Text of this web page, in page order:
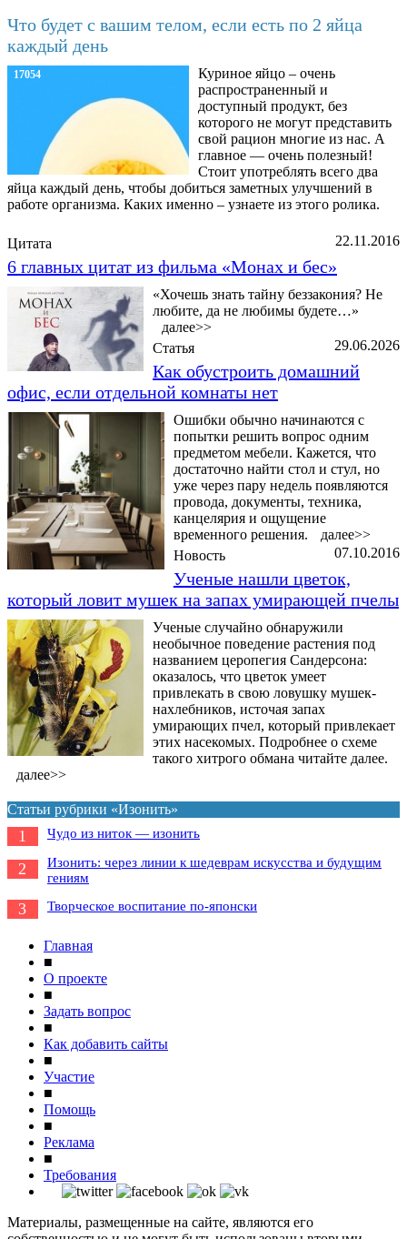
Что будет с вашим телом, если есть по 2 яйца
каждый день
17054
Куриное яйцо – очень
распространенный и
доступный продукт, без
которого не могут представить
свой рацион многие из нас. А
главное — очень полезный!
Стоит употреблять всего два
яйца каждый день, чтобы добиться заметных улучшений в
работе организма. Каких именно – узнаете из этого ролика.
22.11.2016
Цитата
6 главных цитат из фильма «Монах и бес»
«Хочешь знать тайну беззакония? Не
любите, да не любимы будете…»
далее>>
29.06.2026
Статья
Как обустроить домашний
офис, если отдельной комнаты нет
Ошибки обычно начинаются с
попытки решить вопрос одним
предметом мебели. Кажется, что
достаточно найти стол и стул, но
уже через пару недель появляются
провода, документы, техника,
канцелярия и ощущение
временного решения.
далее>>
07.10.2016
Новость
Ученые нашли цветок,
который ловит мушек на запах умирающей пчелы
Ученые случайно обнаружили
необычное поведение растения под
названием церопегия Сандерсона:
оказалось, что цветок умеет
привлекать в свою ловушку мушек-
нахлебников, источая запах
умирающих пчел, который привлекает
этих насекомых. Подробнее о схеме
такого хитрого обмана читайте далее.
далее>>
Статьи рубрики «Изонить»
1 Чудо из ниток — изонить
2
Изонить: через линии к шедеврам искусства и будущим
гениям
3 Творческое воспитание по-японски
Главная
■
О проекте
■
Задать вопрос
■
Как добавить сайты
■
Участие
■
Помощь
■
Реклама
■
Требования
Материалы, размещенные на сайте, являются его